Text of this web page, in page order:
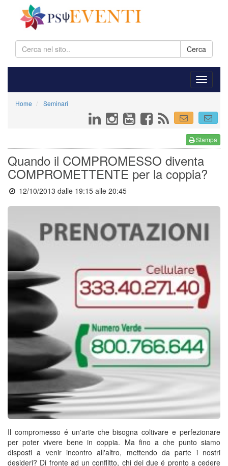
Cerca
Home Seminari
Stampa
Quando il COMPROMESSO diventa
COMPROMETTENTE per la coppia?
12/10/2013 dalle 19:15 alle 20:45
Il compromesso é un'arte che bisogna coltivare e perfezionare
per poter vivere bene in coppia. Ma fino a che punto siamo
disposti a venir incontro all'altro, mettendo da parte i nostri
desideri? Di fronte ad un conflitto, chi dei due é pronto a cedere